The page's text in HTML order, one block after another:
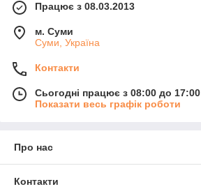
Працює з 08.03.2013
м. Суми
Суми, Україна
Контакти
Сьогодні працює з 08:00 до 17:00
Показати весь графік роботи
Про нас
Контакти